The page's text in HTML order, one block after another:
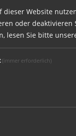
dieser Website
oder deaktivieren
lesen Sie bitte
(immer erforderlich)